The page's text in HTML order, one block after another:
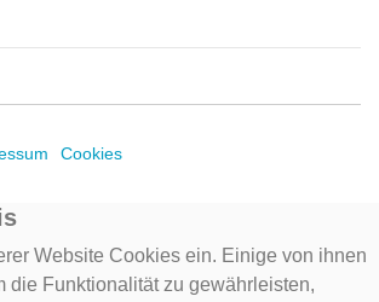
Cookies
Website Cookies ein. Einige von ihnen
die Funktionalität zu gewährleisten,